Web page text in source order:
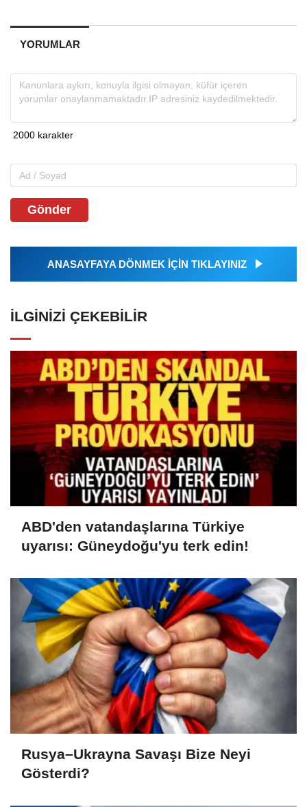
YORUMLAR
Gönder
ANASAYFAYA DÖNMEK İÇİN TIKLAYINIZ
İLGINIZI ÇEKEBILIR
ABD'den vatandaşlarına Türkiye
uyarısı: Güneydoğu'yu terk edin!
Rusya–Ukrayna Savaşı Bize Neyi
Gösterdi?